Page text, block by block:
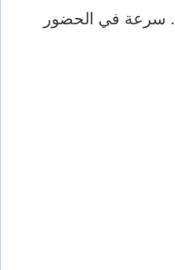
. سرعة في الحضور